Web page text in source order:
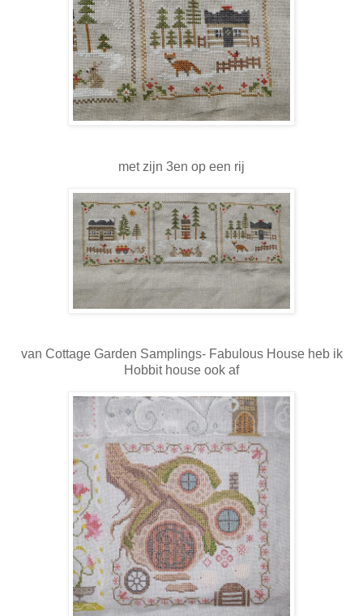
met zijn 3en op een rij
van Cottage Garden Samplings- Fabulous House heb ik
Hobbit house ook af